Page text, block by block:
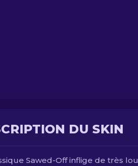
DU SKIN
Sawed-Off inflige de très